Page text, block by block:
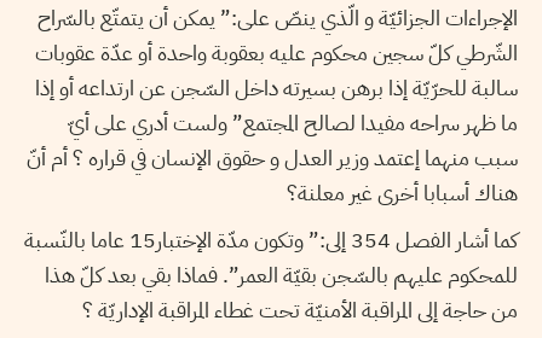
الإجراءات الجزائيّة و الّذي ينصّ على:” يمكن أن يتمتّع بالسّراح
الشّرطي كلّ سجين محكوم عليه بعقوبة واحدة أو عدّة عقوبات
سالبة للحرّيّة إذا برهن بسيرته داخل السّجن عن ارتداعه أو إذا
ما ظهر سراحه مفيدا لصالح المجتمع” ولست أدري على أيّ
سبب منهما إعتمد وزير العدل و حقوق الإنسان في قراره ؟ أم أنّ
هناك أسبابا أخرى غير معلنة؟
كما أشار الفصل 354 إلى:” وتكون مدّة الإختبار15 عاما بالنّسبة
للمحكوم عليهم بالسّجن بقيّة العمر”. فماذا بقي بعد كلّ هذا
من حاجة إلى المراقبة الأمنيّة تحت غطاء المراقبة الإداريّة ؟